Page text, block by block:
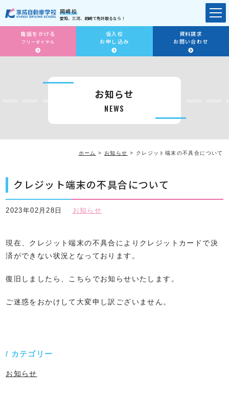
岡崎校
愛知、三河、岡崎で免許取るなら！
電話をかける
フリーダイヤル
仮入校
お申し込み
資料請求
お問い合わせ
お知らせ
NEWS
ホーム > お知らせ > クレジット端末の不具合について
クレジット端末の不具合について
2023年02月28日 お知らせ
現在、クレジット端末の不具合によりクレジットカードで決
済ができない状況となっております。
復旧しましたら、こちらでお知らせいたします。
ご迷惑をおかけして大変申し訳ございません。
カテゴリー
お知らせ